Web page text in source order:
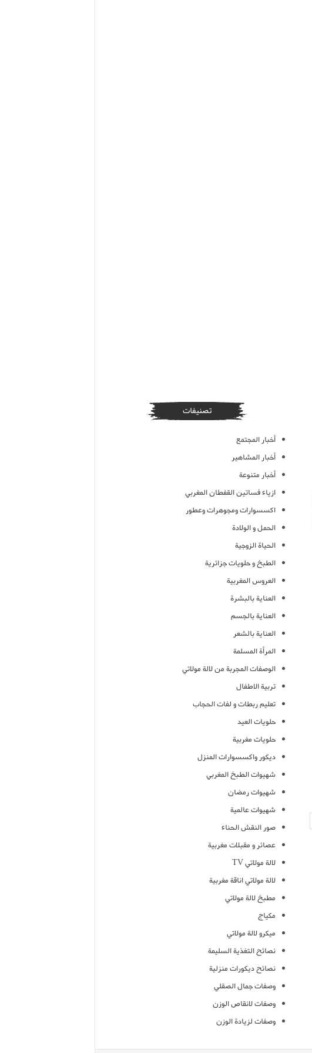
تصنيفات
أخبار المجتمع
أخبار المشاهير
أخبار متنوعة
ازياء فساتين القفطان المغربي
اكسسوارات ومجوهرات وعطور
الحمل و الولادة
الحياة الزوجية
الطبخ و حلويات جزائرية
العروس المغربية
العناية بالبشرة
العناية بالجسم
العناية بالشعر
المرأة المسلمة
الوصفات المجربة من لالة مولاتي
تربية الاطفال
تعليم ربطات و لفات الحجاب
حلويات العيد
حلويات مغربية
ديكور واكسسوارات المنزل
شهيوات الطبخ المغربي
شهيوات رمضان
شهيوات عالمية
صور النقش الحناء
عصائر و مقبلات مغربية
لالة مولاتي TV
لالة مولاتي اناقة مغربية
مطبخ لالة مولاتي
مكياج
ميكرو لالة مولاتي
نصائح التغذية السليمة
نصائح ديكورات منزلية
وصفات جمال الصقلي
وصفات لانقاص الوزن
وصفات لزيادة الوزن